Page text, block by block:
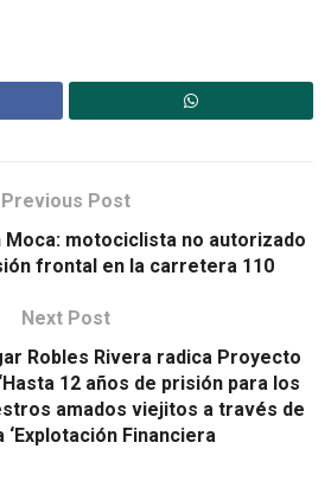
Previous Post
Moca: motociclista no autorizado
frontal en la carretera 110
Next Post
Robles Rivera radica Proyecto
12 años de prisión para los
amados viejitos a través de
‘Explotación Financiera